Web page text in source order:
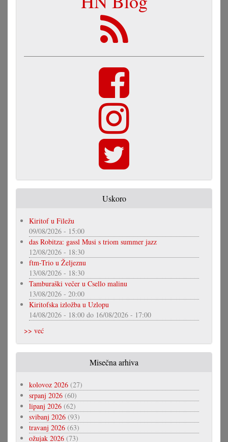
Uskoro
Kiritof u Filežu
09/08/2026 - 15:00
das Robitza: gassl Musi s triom summer jazz
12/08/2026 - 18:30
ftm-Trio u Željeznu
13/08/2026 - 18:30
Tamburaški večer u Csello malinu
13/08/2026 - 20:00
Kiritofska izložba u Uzlopu
14/08/2026 - 18:00 do 16/08/2026 - 17:00
>> već
Misečna arhiva
kolovoz 2026 (27)
srpanj 2026 (60)
lipanj 2026 (62)
svibanj 2026 (93)
travanj 2026 (63)
ožujak 2026 (73)